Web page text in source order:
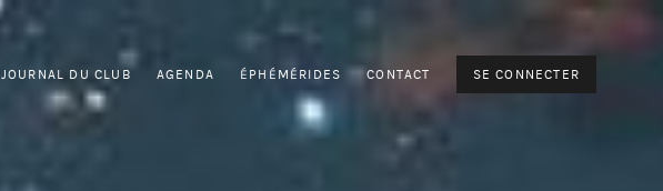
JOURNAL DU CLUB AGENDA ÉPHÉMÉRIDES CONTACT SE CONNECTER